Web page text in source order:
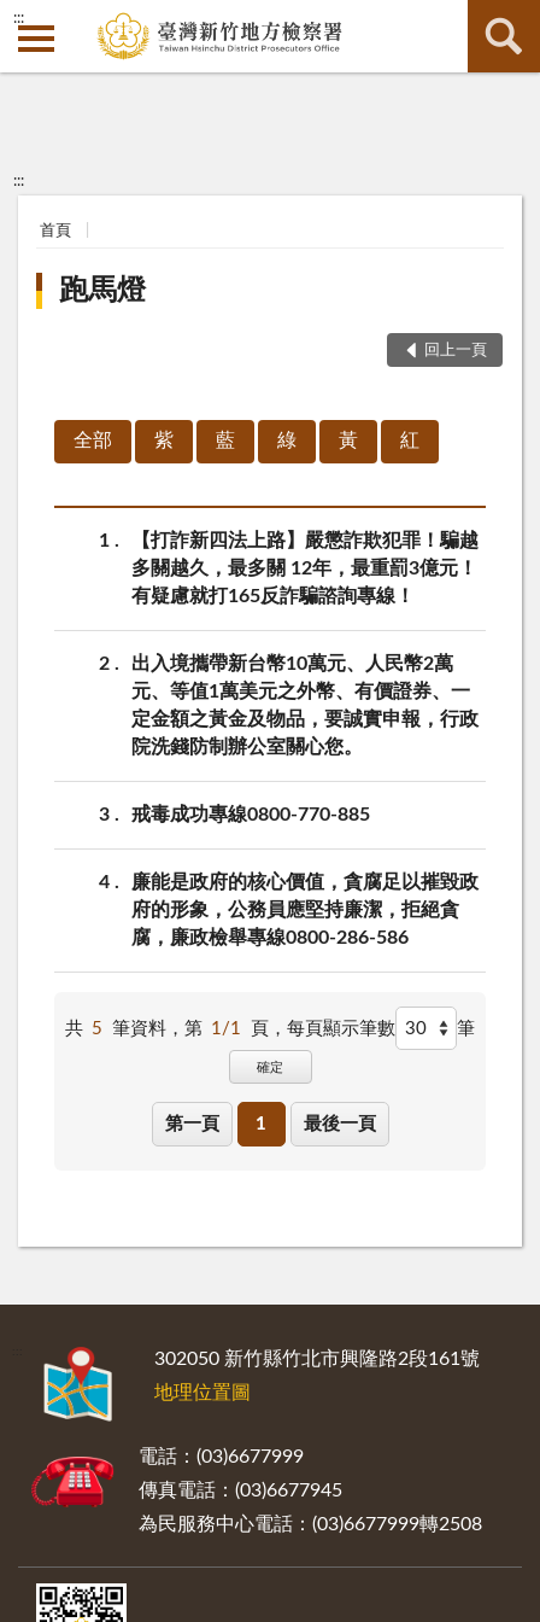
:::
:::
首頁
跑馬燈
回上一頁
全部 紫 藍 綠 黃 紅
1
【打詐新四法上路】嚴懲詐欺犯罪！騙越
多關越久，最多關 12年，最重罰3億元！
有疑慮就打165反詐騙諮詢專線！
2
出入境攜帶新台幣10萬元、人民幣2萬
元、等值1萬美元之外幣、有價證券、一
定金額之黃金及物品，要誠實申報，行政
院洗錢防制辦公室關心您。
3 戒毒成功專線0800-770-885
4
廉能是政府的核心價值，貪腐足以摧毀政
府的形象，公務員應堅持廉潔，拒絕貪
腐，廉政檢舉專線0800-286-586
共 5 筆資料，第 1/1 頁， 每頁顯示筆數 筆
確定
第一頁 1 最後一頁
302050 新竹縣竹北市興隆路2段161號
地理位置圖
電話：(03)6677999
傳真電話：(03)6677945
為民服務中心電話：(03)6677999轉2508